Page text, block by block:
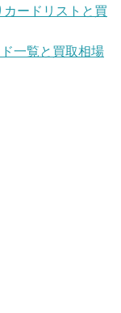
ードリストと買
一覧と買取相場